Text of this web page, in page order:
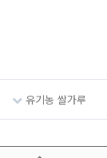
유기농 쌀가루